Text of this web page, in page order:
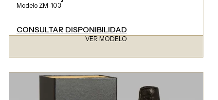
Modelo ZM-103
CONSULTAR DISPONIBILIDAD
VER MODELO